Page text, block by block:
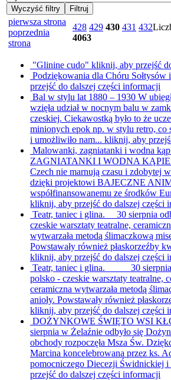
pierwsza strona
poprzednia
strona
428 429 430 431 432
4063
"Glinine cudo" kliknij, aby przejść
Podziękowania dla Chóru Sołtysów
przejść do dalszej części informacji
Bal w stylu lat 1880 – 1930 W
wzięła udział w nocnym balu w
czeskiej. Ciekawostką było to że
minionych epok np. w stylu retro, co
i umożliwiło nam... kliknij, aby
Malowanki, zagniatanki i wodna
ZAGNIATANKI I WODNA
Czech nie marnują czasu i zdobytej
dzięki projektowi BAJECZNE
współfinansowanemu ze środków
kliknij, aby przejść do dalszej części
Teatr, taniec i glina.
30 sierpnia
czeskie warsztaty teatralne,
wytwarzała metodą ślimaczkową
Powstawały również płaskorzeźby
kliknij, aby przejść do dalszej części
Teatr, taniec i glina.
30 sierpnia
polsko - czeskie warsztaty teatralne,
ceramiczna wytwarzała metodą
anioły. Powstawały również
kliknij, aby przejść do dalszej części
DOŻYNKOWE ŚWIĘTO WSI
sierpnia w Żelaźnie odbyło się
obchody rozpoczęła Msza Św.
Marcina koncelebrowana przez ks.
pomocniczego Diecezji Świdnickiej i
przejść do dalszej części informacji